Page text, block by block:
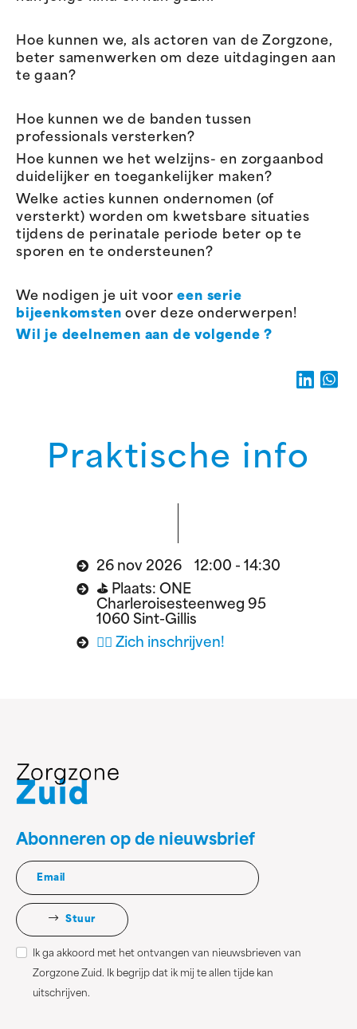
Hoe kunnen we, als actoren van de Zorgzone,
beter samenwerken om deze uitdagingen aan
te gaan?
Hoe kunnen we de banden tussen
professionals versterken?
Hoe kunnen we het welzijns- en zorgaanbod
duidelijker en toegankelijker maken?
Welke acties kunnen ondernomen (of
versterkt) worden om kwetsbare situaties
tijdens de perinatale periode beter op te
sporen en te ondersteunen?
We nodigen je uit vooreen serie
bijeenkomsten over deze onderwerpen!
Wil je deelnemen aan de volgende ?
Praktische info
26 nov 2026 12:00 - 14:30
⛳️ Plaats: ONE
Charleroisesteenweg 95
1060 Sint-Gillis
👉🏽 Zich inschrijven!
Abonneren op de nieuwsbrief
Stuur
Ik ga akkoord met het ontvangen van nieuwsbrieven van
Zorgzone Zuid. Ik begrijp dat ik mij te allen tijde kan
uitschrijven.